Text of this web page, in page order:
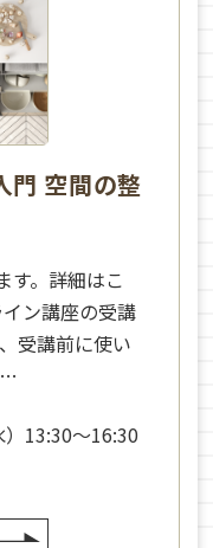
門 空間の整
す。詳細はこ
ン講座の受講
受講前に使い
13:30～16:30